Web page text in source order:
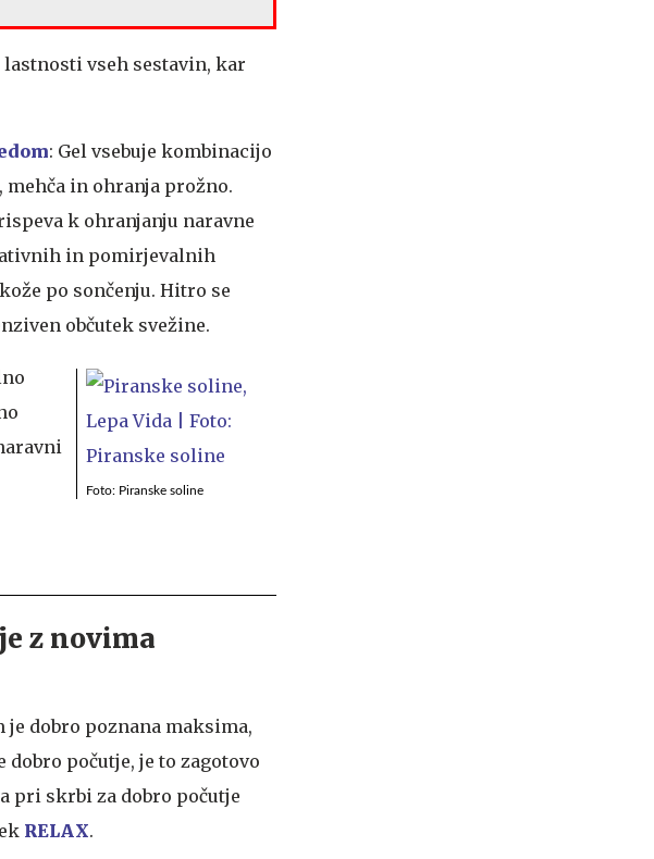
vseh sestavin, kar
: Gel vsebuje kombinacijo
in ohranja prožno.
k ohranjanju naravne
in pomirjevalnih
po sončenju. Hitro se
občutek svežine.
Foto: Piranske soline
z novima
dobro poznana maksima,
počutje, je to zagotovo
pri skrbi za dobro počutje
RELAX.